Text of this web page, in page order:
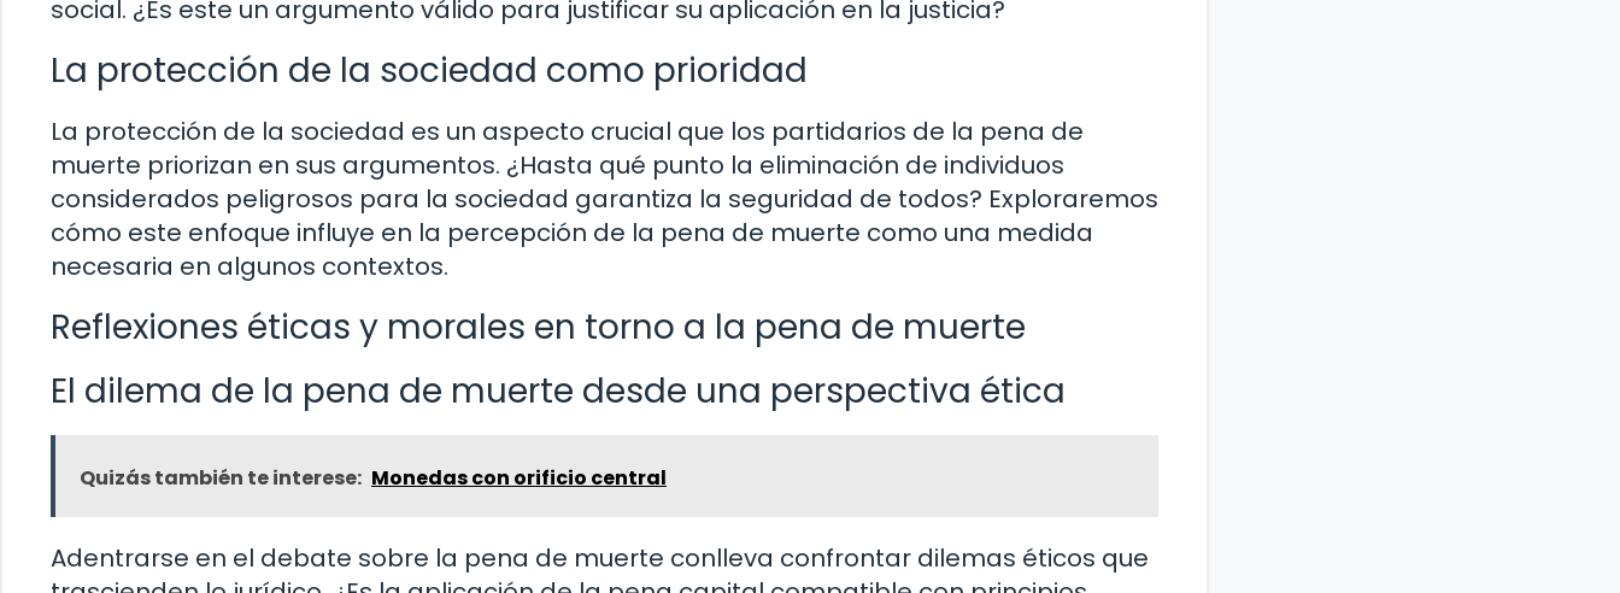
social. ¿Es este un argumento válido para justificar su aplicación en la justicia?
La protección de la sociedad como prioridad
La protección de la sociedad es un aspecto crucial que los partidarios de la pena de
muerte priorizan en sus argumentos. ¿Hasta qué punto la eliminación de individuos
considerados peligrosos para la sociedad garantiza la seguridad de todos? Exploraremos
cómo este enfoque influye en la percepción de la pena de muerte como una medida
necesaria en algunos contextos.
Reflexiones éticas y morales en torno a la pena de muerte
El dilema de la pena de muerte desde una perspectiva ética
Quizás también te interese: Monedas con orificio central
Adentrarse en el debate sobre la pena de muerte conlleva confrontar dilemas éticos que